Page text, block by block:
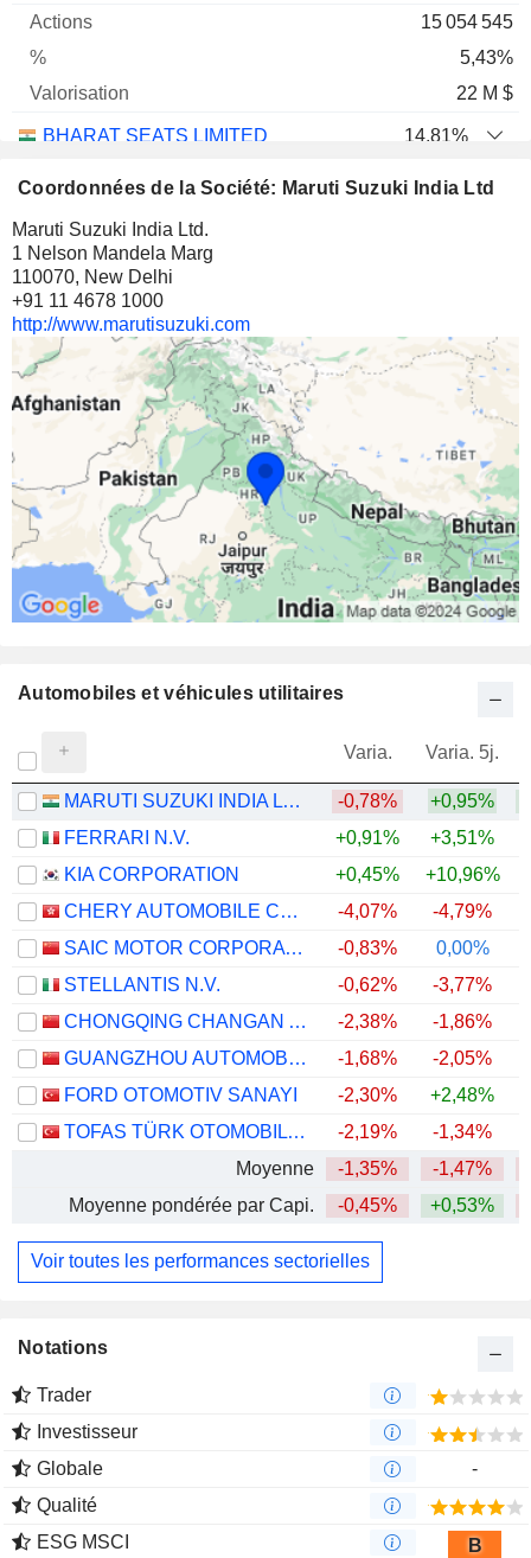
15 054 545
5,43%
22 M $
BHARAT SEATS LIMITED
14,81%
Coordonnées de la Société: Maruti Suzuki India Ltd
Maruti Suzuki India Ltd.
1 Nelson Mandela Marg
110070, New Delhi
+91 11 4678 1000
http://www.marutisuzuki.com
Automobiles et véhicules utilitaires
Varia. Varia. 5j.
MARUTI SUZUKI INDIA LTD -0,78% +0,95%
FERRARI N.V.
+0,91% +3,51%
KIA CORPORATION
+0,45% +10,96%
CHERY AUTOMOBILE CO., LTD.
-4,07%
-4,79%
SAIC MOTOR CORPORATION LIMITED
-0,83% 0,00%
STELLANTIS N.V.
-0,62% -3,77%
CHONGQING CHANGAN AUTOMOBILE COMPANY LIMITED
-2,38% -1,86%
GUANGZHOU AUTOMOBILE GROUP CO., LTD.
-1,68% -2,05%
FORD OTOMOTIV SANAYI
-2,30% +2,48%
TOFAS TÜRK OTOMOBIL FABRIKASI ANONIM SIRKETI
-2,19% -1,34%
Moyenne
-1,35% -1,47%
Moyenne pondérée par Capi.
-0,45% +0,53%
Voir toutes les performances sectorielles
Notations
Trader
Investisseur
Globale
-
Qualité
ESG MSCI
B